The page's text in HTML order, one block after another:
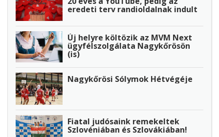
eredeti terv randioldalnak indult
Új helyre költözik az MVM Next
ügyfélszolgálata Nagykőrösön
(is)
Nagykőrösi Sólymok Hétvégéje
Fiatal judósaink remekeltek
Szlovéniában és Szlovákiában!